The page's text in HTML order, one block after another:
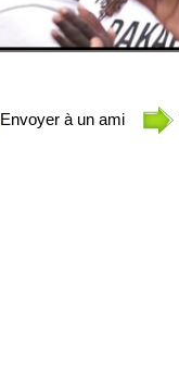
Envoyer à un ami